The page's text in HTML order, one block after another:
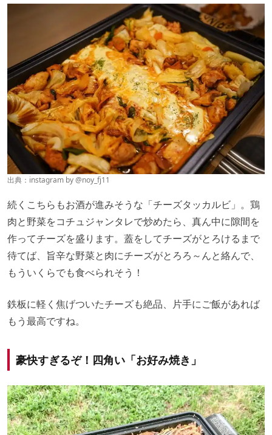
出典：instagram by@noy_fj11
続くこちらもお酒が進みそうな「チーズタッカルビ」。鶏
肉と野菜をコチュジャンタレで炒めたら、真ん中に隙間を
作ってチーズを盛ります。蓋をしてチーズがとろけるまで
待てば、旨辛な野菜と肉にチーズがとろろ～んと絡んで、
もういくらでも食べられそう！
鉄板に軽く焦げついたチーズも絶品、片手にご飯があれば
もう最高ですね。
豪快すぎるぞ！四角い「お好み焼き」